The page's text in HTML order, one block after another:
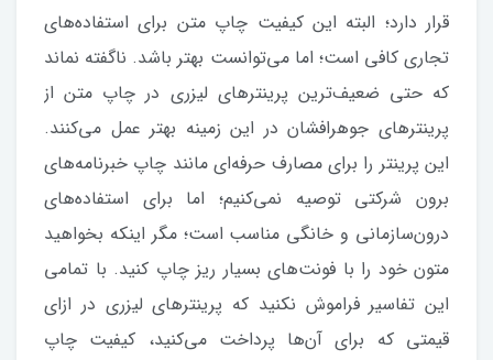
قرار دارد؛ البته این کیفیت چاپ متن برای استفاده‌های
تجاری کافی است؛ اما می‌توانست بهتر باشد. ناگفته نماند
که حتی ضعیف‌ترین پرینترهای لیزری در چاپ متن از
پرینترهای جوهرافشان در این زمینه بهتر عمل می‌کنند.
این پرینتر را برای مصارف حرفه‌ای مانند چاپ خبرنامه‌های
برون شرکتی توصیه نمی‌کنیم؛ اما برای استفاده‌های
درون‌سازمانی و خانگی مناسب است؛ مگر اینکه بخواهید
متون خود را با فونت‌های بسیار ریز چاپ کنید. با تمامی
این تفاسیر فراموش نکنید که پرینترهای لیزری در ازای
قیمتی که برای آن‌ها پرداخت می‌کنید، کیفیت چاپ